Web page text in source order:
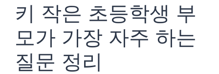
키 작은 초등학생 부
모가 가장 자주 하는
질문 정리